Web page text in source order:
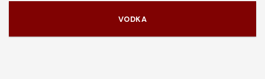
VODKA